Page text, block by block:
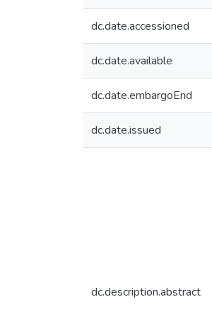
dc.date.accessioned
dc.date.available
dc.date.embargoEnd
dc.date.issued
dc.description.abstract